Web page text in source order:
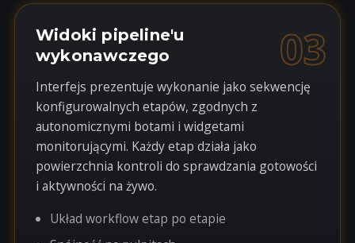
03
Widoki pipeline'u
wykonawczego
Interfejs prezentuje wykonanie jako sekwencję
konfigurowalnych etapów, zgodnych z
autonomicznymi botami i widgetami
monitorującymi. Każdy etap działa jako
powierzchnia kontroli do sprawdzania gotowości
i aktywności na żywo.
Układ workflow etap po etapie